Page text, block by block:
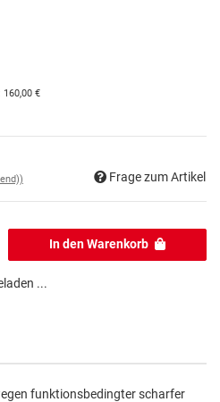
160,00 €
Frage zum Artikel
In den Warenkorb
...
funktionsbedingter scharfer